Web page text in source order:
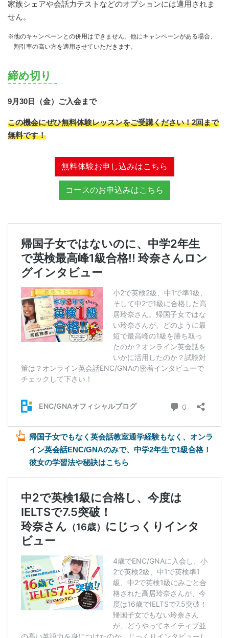
家族シェアや会話力テストなどのオプションには適用されま
せん。
※他のキャンペーンとの併用はできません。他にキャンペーンがある場合、
割引率の高い方を適用させていただきます。
締め切り
9月30日（金）ご入会まで
この機会にぜひ無料体験レッスンをご受講ください！2回まで
無料です！
無料体験お申し込みはこちら
コースのお申込みはこちら
帰国子女でもなく英会話教室通学経験もなく、オンラ
イン英会話ENC/GNAのみで、中学2年生で1級合格！
彼女の学習法や秘訣はこちら